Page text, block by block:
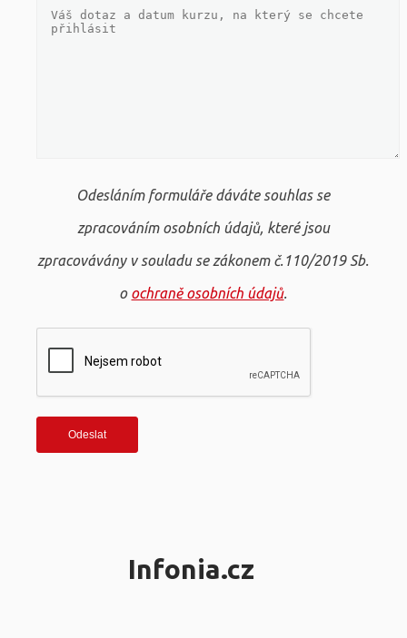
Odesláním formuláře dáváte souhlas se
zpracováním osobních údajů, které jsou
zpracovávány v souladu se zákonem č.110/2019 Sb.
o ochraně osobních údajů.
Infonia.cz